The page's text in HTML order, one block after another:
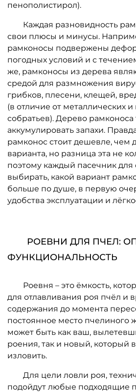
пенополистирол).
Каждая разновидность
свои плюсы и минусы.
рамконосы подвержены
погодных условий и с
же, рамконосы из дерева
средой для размножения
грибков, плесени, клещей,
(в отличие от металлических
собратьев). Дерево рамконоса
аккумулировать запахи.
рамконос стоит дешевле, чем
варианта, но разница эта не
поэтому каждый пасечник для
выбирать, какой вариант
больше по душе, в первую
удобства эксплуатации и
РОЕВНИ ДЛЯ ПЧЕЛ:
ФУНКЦИОНАЛЬНОСТЬ
Роевня – это ёмкость,
для отлавливания роя пчёл и
содержания до момента
постоянное место пчелиного
может быть как ваш,
роения, так и новый, который
изловить.
Для цели ловли роя,
подойдут любые подходящие